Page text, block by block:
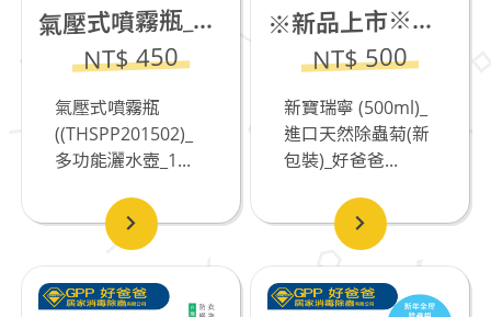
氣壓式噴霧瓶_多功能灑水壺_1.5L
NT$ 450
氣壓式噴霧瓶
((THSPP201502)_
多功能灑水壺_1...
※新品上市※新寶瑞寧 (500ml)_進口天然除蟲菊(新包裝)_若有飼養貓咪不推薦
NT$ 500
新寶瑞寧 (500ml)_
進口天然除蟲菊(新
包裝)_好爸爸...